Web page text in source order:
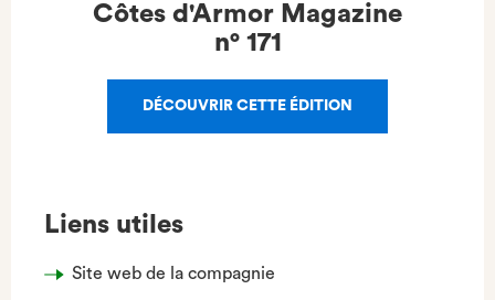
Côtes d'Armor Magazine
n° 171
DÉCOUVRIR CETTE ÉDITION
Liens utiles
Site web de la compagnie